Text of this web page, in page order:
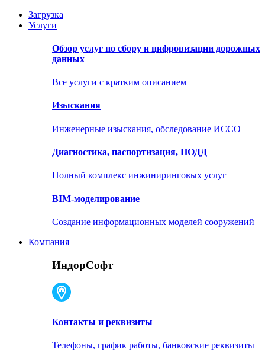
Загрузка
Услуги
Обзор услуг по сбору и цифровизации дорожных
данных
Все услуги с кратким описанием
Изыскания
Инженерные изыскания, обследование ИССО
Диагностика, паспортизация, ПОДД
Полный комплекс инжиниринговых услуг
BIM-моделирование
Создание информационных моделей сооружений
Компания
ИндорСофт
Контакты и реквизиты
Телефоны, график работы, банковские реквизиты